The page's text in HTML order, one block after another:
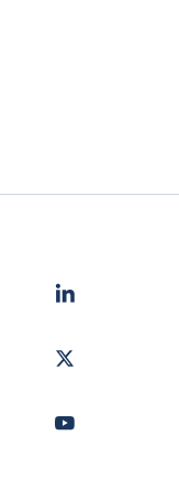
LinkedIn
Twitter
Youtube